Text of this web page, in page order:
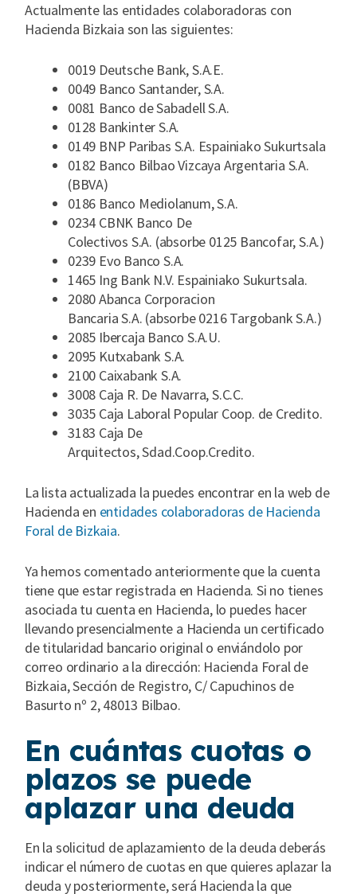
Actualmente las entidades colaboradoras con
Hacienda Bizkaia son las siguientes:
0019 Deutsche Bank, S.A.E.
0049 Banco Santander, S.A.
0081 Banco de Sabadell S.A.
0128 Bankinter S.A.
0149 BNP Paribas S.A. Espainiako Sukurtsala
0182 Banco Bilbao Vizcaya Argentaria S.A.
(BBVA)
0186 Banco Mediolanum, S.A.
0234 CBNK Banco De
Colectivos S.A. (absorbe 0125 Bancofar, S.A.)
0239 Evo Banco S.A.
1465 Ing Bank N.V. Espainiako Sukurtsala.
2080 Abanca Corporacion
Bancaria S.A. (absorbe 0216 Targobank S.A.)
2085 Ibercaja Banco S.A.U.
2095 Kutxabank S.A.
2100 Caixabank S.A.
3008 Caja R. De Navarra, S.C.C.
3035 Caja Laboral Popular Coop. de Credito.
3183 Caja De
Arquitectos, Sdad.Coop.Credito.
La lista actualizada la puedes encontrar en la web de
Hacienda en entidades colaboradoras de Hacienda
Foral de Bizkaia.
Ya hemos comentado anteriormente que la cuenta
tiene que estar registrada en Hacienda. Si no tienes
asociada tu cuenta en Hacienda, lo puedes hacer
llevando presencialmente a Hacienda un certificado
de titularidad bancario original o enviándolo por
correo ordinario a la dirección: Hacienda Foral de
Bizkaia, Sección de Registro, C/ Capuchinos de
Basurto nº 2, 48013 Bilbao.
En cuántas cuotas o
plazos se puede
aplazar una deuda
En la solicitud de aplazamiento de la deuda deberás
indicar el número de cuotas en que quieres aplazar la
deuda y posteriormente, será Hacienda la que